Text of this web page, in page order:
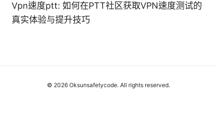
Vpn速度ptt: 如何在PTT社区获取VPN速度测试的
真实体验与提升技巧
© 2026 Oksunsafetycode. All rights reserved.